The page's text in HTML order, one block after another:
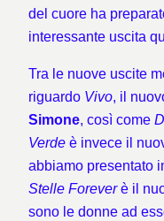
del cuore ha
interessante uscita
Tra le nuove uscite
riguardo Vivo, il
Simone, così come
Verde è invece il
abbiamo presentato
Stelle Foreverè il
sono le donne ad